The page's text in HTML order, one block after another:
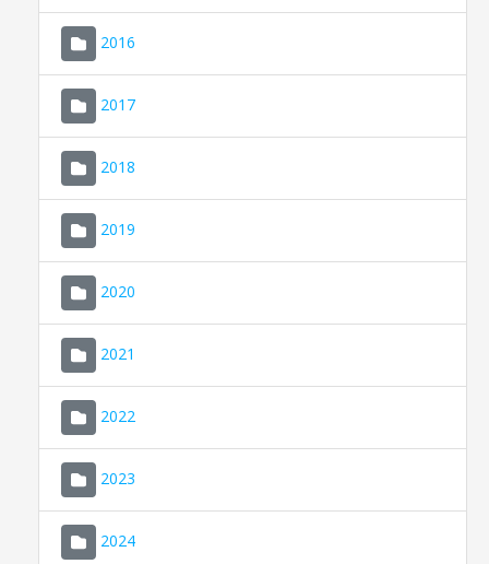
2016
2017
2018
2019
2020
2021
2022
2023
2024